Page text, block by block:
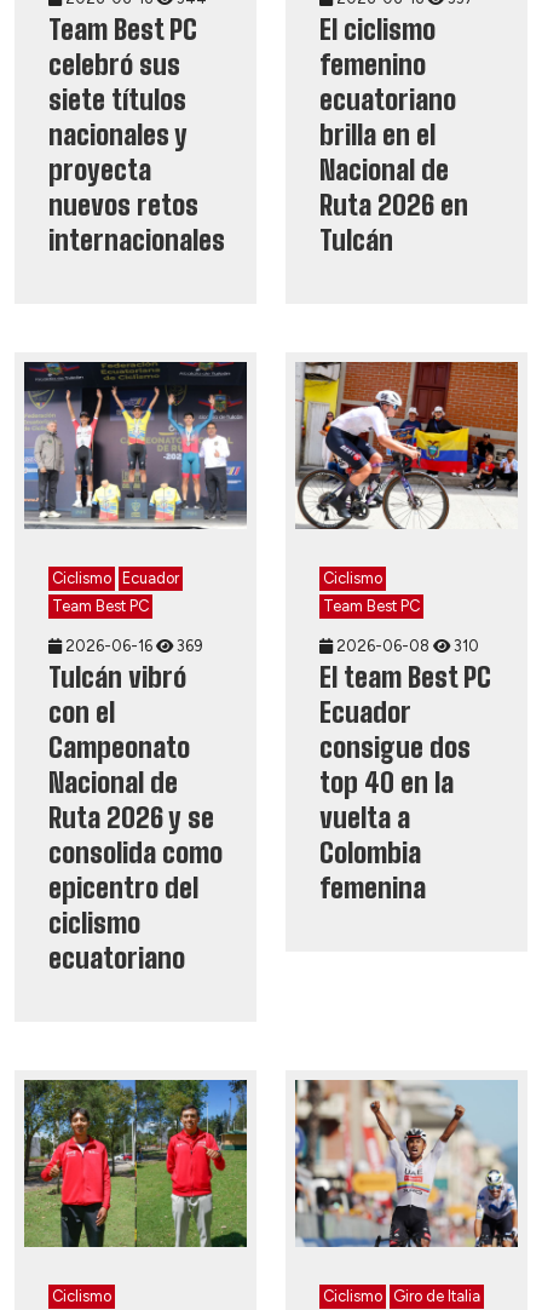
Team Best PC
celebró sus
siete títulos
nacionales y
proyecta
nuevos retos
internacionales
El ciclismo
femenino
ecuatoriano
brilla en el
Nacional de
Ruta 2026 en
Tulcán
Ciclismo
Ecuador
Team Best PC
2026-06-16 369
Tulcán vibró
con el
Campeonato
Nacional de
Ruta 2026 y se
consolida como
epicentro del
ciclismo
ecuatoriano
Ciclismo
Team Best PC
2026-06-08 310
El team Best PC
Ecuador
consigue dos
top 40 en la
vuelta a
Colombia
femenina
Ciclismo
Ciclismo
Giro de Italia